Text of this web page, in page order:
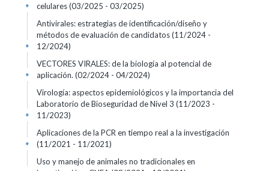
celulares(03/2025 - 03/2025)
+
Antivirales: estrategias de identificación/diseño y
métodos de evaluación de candidatos(11/2024 -
12/2024)
+
VECTORES VIRALES: de la biología al potencial de
aplicación. (02/2024 - 04/2024)
+
Virología: aspectos epidemiológicos y la importancia del
Laboratorio de Bioseguridad de Nivel 3 (11/2023 -
11/2023)
+
Aplicaciones de la PCR en tiempo real a la investigación
(11/2021 - 11/2021)
+
Uso y manejo de animales no tradicionales en